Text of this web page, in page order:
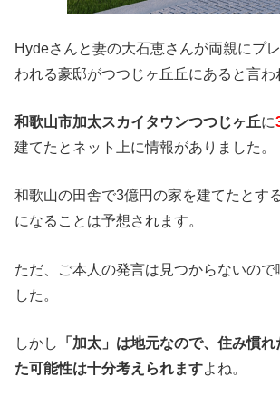
Hydeさんと妻の大石恵さんが両親にプ
われる豪邸がつつじヶ丘丘にあると言わ
和歌山市加太スカイタウンつつじヶ丘に
建てたとネット上に情報がありました。
和歌山の田舎で3億円の家を建てたとす
になることは予想されます。
ただ、ご本人の発言は見つからないの
した。
しかし
「加太」は地元なので、住み慣
た可能性は十分考えられますよね。